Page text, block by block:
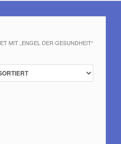
MIT „ENGEL DER GESUNDHEIT“